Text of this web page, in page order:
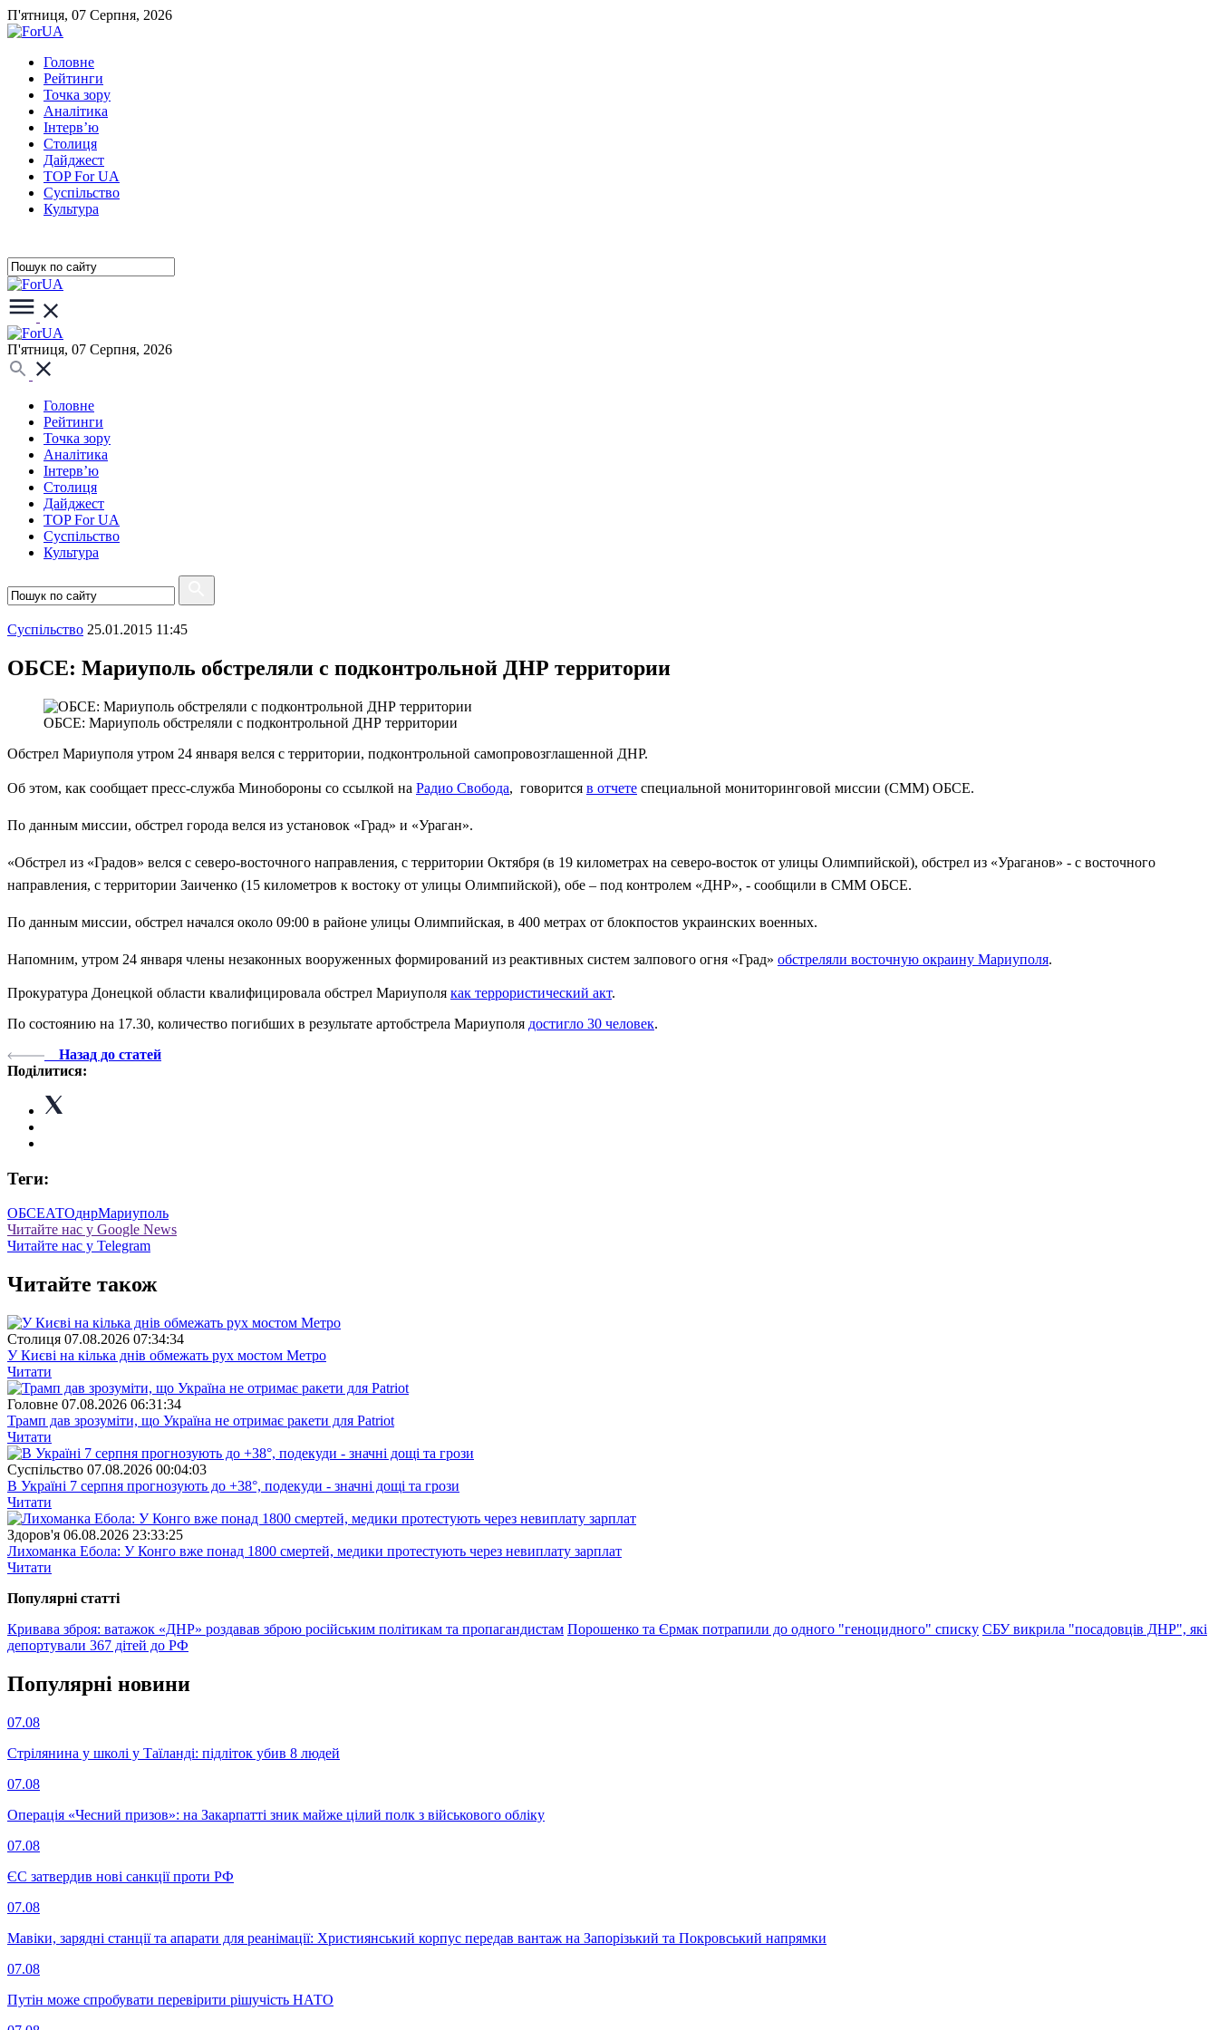
П'ятниця, 07 Серпня, 2026
Головне
Рейтинги
Точка зору
Аналітика
Інтерв’ю
Столиця
Дайджест
TOP For UA
Суспiльство
Культура
П'ятниця, 07 Серпня, 2026
Головне
Рейтинги
Точка зору
Аналітика
Інтерв’ю
Столиця
Дайджест
TOP For UA
Суспiльство
Культура
Суспiльство 25.01.2015 11:45
ОБСЕ: Мариуполь обстреляли с подконтрольной ДНР территории
ОБСЕ: Мариуполь обстреляли с подконтрольной ДНР территории
Обстрел Мариуполя утром 24 января велся с территории, подконтрольной самопровозглашенной ДНР.
Об этом, как сообщает пресс-служба Минобороны со ссылкой на Радио Свобода, говорится в отчете специальной мониторинговой миссии (СММ) ОБСЕ.
По данным миссии, обстрел города велся из установок «Град» и «Ураган».
«Обстрел из «Градов» велся с северо-восточного направления, с территории Октября (в 19 километрах на северо-восток от улицы Олимпийской), обстрел из «Ураганов» - с восточного
направления, с территории Заиченко (15 километров к востоку от улицы Олимпийской), обе – под контролем «ДНР», - сообщили в СММ ОБСЕ.
По данным миссии, обстрел начался около 09:00 в районе улицы Олимпийская, в 400 метрах от блокпостов украинских военных.
Напомним, утром 24 января члены незаконных вооруженных формирований из реактивных систем залпового огня «Град» обстреляли восточную окраину Мариуполя.
Прокуратура Донецкой области квалифицировала обстрел Мариуполя как террористический акт.
По состоянию на 17.30, количество погибших в результате артобстрела Мариуполя достигло 30 человек.
Назад до статей
Поділитися:
Теги:
ОБСЕАТОднрМариуполь
Читайте нас у Google News
Читайте нас у Telegram
Читайте також
Столиця 07.08.2026 07:34:34
У Києві на кілька днів обмежать рух мостом Метро
Читати
Головне 07.08.2026 06:31:34
Трамп дав зрозуміти, що Україна не отримає ракети для Patriot
Читати
Суспiльство 07.08.2026 00:04:03
В Україні 7 серпня прогнозують до +38°, подекуди - значні дощі та грози
Читати
Здоров'я 06.08.2026 23:33:25
Лихоманка Ебола: У Конго вже понад 1800 смертей, медики протестують через невиплату зарплат
Читати
Популярнi статтi
Кривава зброя: ватажок «ДНР» роздавав зброю російським політикам та пропагандистам Порошенко та Єрмак потрапили до одного "геноцидного" списку СБУ викрила "посадовців ДНР", які
депортували 367 дітей до РФ
Популярнi новини
07.08
Стрілянина у школі у Таїланді: підліток убив 8 людей
07.08
Операція «Чесний призов»: на Закарпатті зник майже цілий полк з військового обліку
07.08
ЄС затвердив нові санкції проти РФ
07.08
Мавіки, зарядні станції та апарати для реанімації: Християнський корпус передав вантаж на Запорізький та Покровський напрямки
07.08
Путін може спробувати перевірити рішучість НАТО